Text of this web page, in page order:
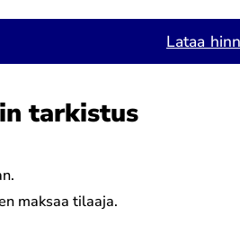
Lataa
tarkistus
maksaa tilaaja.